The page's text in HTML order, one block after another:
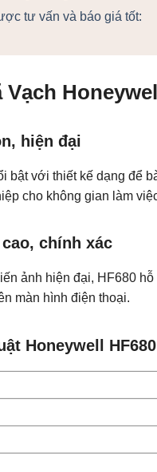
tư vấn và báo giá tốt:
Vạch
hiện đại
bật với thiết kế dạng để
cho không gian làm
chính xác
ảnh hiện đại, HF680
màn hình điện thoại.
Honeywell HF680